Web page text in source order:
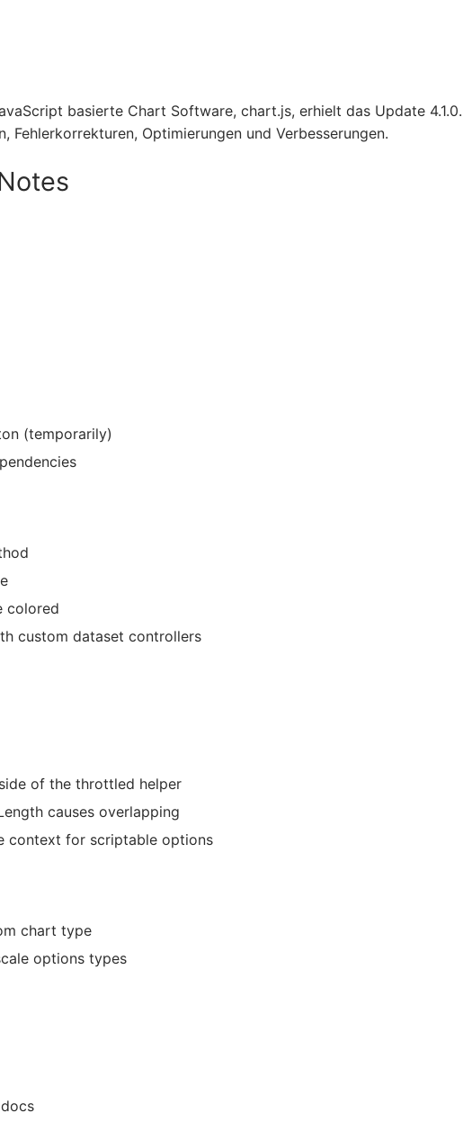
basierte Chart Software, chart.js, erhielt das Update
Fehlerkorrekturen, Optimierungen und Verbesserungen.
(temporarily)
colored
custom dataset controllers
of the throttled helper
causes overlapping
context for scriptable options
chart type
options types